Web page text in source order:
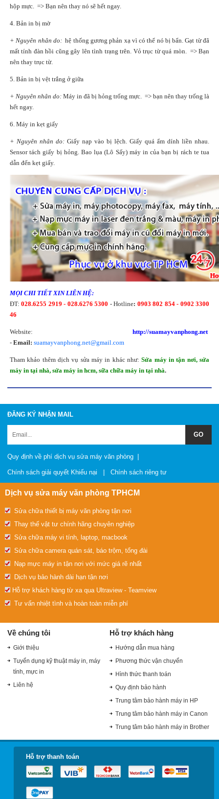
hộp mực. => Bạn nên thay nó sẽ hết ngay.
4. Bản in bị mờ
+ Nguyên nhân do:hệ thống gương phản xạ vì có thể nó bị bẩn. Gạt từ đã
mất tính đàn hồi cũng gây lên tình trạng trên. Vỏ trục từ quá mòn. => Bạn
nên thay trục từ.
5. Bản in bị vệt trắng ở giữa
+ Nguyên nhân do: Máy in đã bị hỏng trống mực. => bạn nên thay trống là
hết ngay.
6. Máy in kẹt giấy
+ Nguyên nhân do: Giấy nạp vào bị lệch. Giấy quá ẩm dính liền nhau.
Sensor tách giấy bị hỏng. Bao lụa (Lô Sấy) máy in của bạn bị rách te tua
dẫn đến kẹt giấy.
MỌI CHI TIẾT XIN LIÊN HỆ:
ĐT:028.6255 2919 - 028.6276 5300 - Hotline: 0903 802 854 - 0902 3300
46
Website:
http://suamayvanphong.net
- Email: suamayvanphong.net@gmail.com
Tham khảo thêm dịch vụ sửa máy in khác như:Sửa máy in tận nơi,sửa
máy in tại nhà, sửa máy in hcm, sữa chữa máy in tại nhà.
ĐĂNG KÝ NHẬN MAIL
Quy định về phí dịch vụ sửa máy văn phòng
Chính sách giải quyết Khiếu nại Chính sách riêng tư
Dịch vụ sửa máy văn phòng TPHCM
Sửa chữa thiết bị máy văn phòng tận nơi
Thay thế vật tư chính hãng chuyên nghiệp
Sửa chữa máy vi tính, laptop, macbook
Sửa chữa camera quán sát, báo trộm, tổng đài
Nạp mực máy in tận nơi với mức giá rẽ nhất
Dịch vụ bảo hành dài hạn tận nơi
Hỗ trợ khách hàng từ xa qua Ultraview - Teamview
Tư vấn nhiệt tình và hoàn toàn miễn phí
Về chúng tôi
Giới thiệu
Tuyển dụng kỹ thuật máy in, máy
tính, mực in
Liên hệ
Hỗ trợ khách hàng
Hướng dẫn mua hàng
Phương thức vận chuyển
Hình thức thanh toán
Quy định bảo hành
Trung tâm bảo hành máy in HP
Trung tâm bảo hành máy in Canon
Trung tâm bảo hành máy in Brother
Hỗ trợ thanh toán